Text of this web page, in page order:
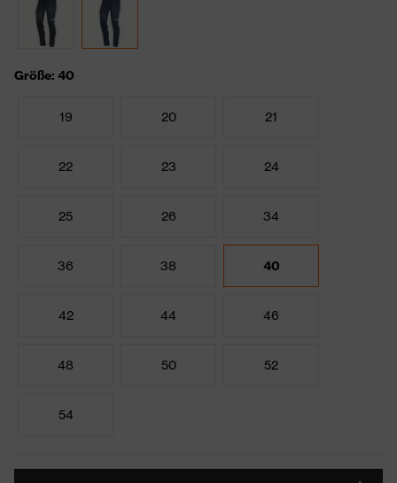
Größe: 40
19 20 21
22 23 24
25 26 34
36 38 40
42 44 46
48 50 52
54